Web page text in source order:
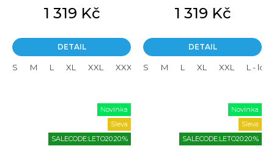
1 319 Kč
DETAIL
S M L XL XXL XXXL L - long XL - long XXL -
1 319 Kč
DETAIL
S M L XL XXL L -
Novinka
Sleva
SALECODE:LETO20:20:%
Novinka
Sleva
SALECODE:LETO20:20:%